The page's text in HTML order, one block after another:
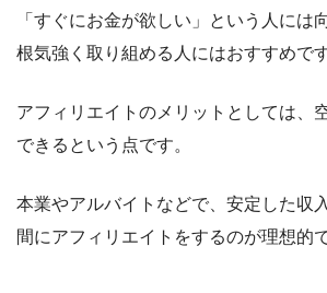
「すぐにお金が欲しい」という人には
根気強く取り組める人にはおすすめです
アフィリエイトのメリットとしては、
できるという点です。
本業やアルバイトなどで、安定した収
間にアフィリエイトをするのが理想的で